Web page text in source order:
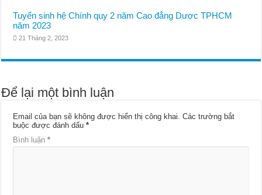
Tuyển sinh hệ Chính quy 2 năm Cao đẳng Dược TPHCM
năm 2023
21 Tháng 2, 2023
Để lại một bình luận
Email của bạn sẽ không được hiển thị công khai.
Các trường bắt
buộc được đánh dấu*
Bình luận*